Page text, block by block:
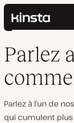
Kinsta®
Solutions
Ressources
Contact
Rechercher
Connexion
Parlez
Parlez à l’un de
qui cumulent plus